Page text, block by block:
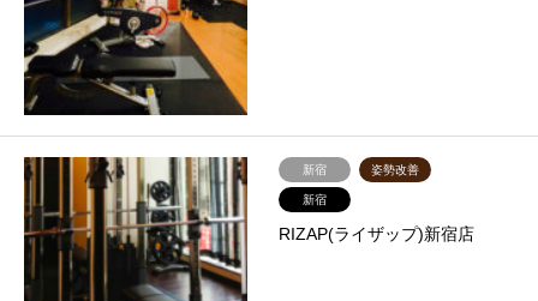
新宿 姿勢改善
新宿
RIZAP(ライザップ)新宿店